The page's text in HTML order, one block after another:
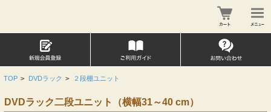
TOP > DVDラック > ２段棚ユニット
DVDラック二段ユニット（横幅31～40 cm）